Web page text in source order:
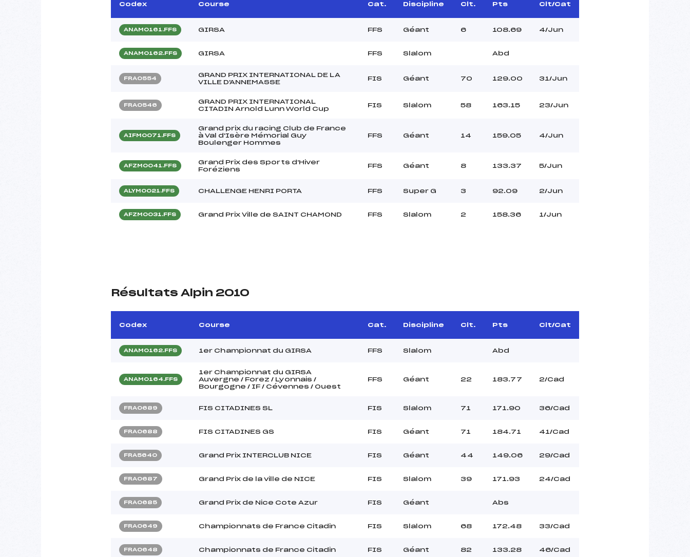
Codex Course Cat. Discipline Clt. Pts Clt/Cat
ANAM0161.FFS GIRSA FFS Géant 6 108.69 4/Jun
ANAM0162.FFS GIRSA FFS Slalom Abd
FRA0554
GRAND PRIX INTERNATIONAL DE LA
VILLE D'ANNEMASSE
FIS Géant 70 129.00 31/Jun
FRA0546
GRAND PRIX INTERNATIONAL
CITADIN Arnold Lunn World Cup
FIS Slalom 58 163.15 23/Jun
AIFM0071.FFS
Grand prix du racing Club de France
à Val d'Isère Mémorial Guy
Boulenger Hommes
FFS Géant 14 159.05 4/Jun
AFZM0041.FFS
Grand Prix des Sports d'Hiver
Foréziens
FFS Géant 8 133.37 5/Jun
ALYM0021.FFS CHALLENGE HENRI PORTA FFS Super G 3 92.09 2/Jun
AFZM0031.FFS Grand Prix Ville de SAINT CHAMOND FFS Slalom 2 158.36 1/Jun
Résultats Alpin 2010
Codex Course Cat. Discipline Clt. Pts Clt/Cat
ANAM0162.FFS 1er Championnat du GIRSA FFS Slalom Abd
ANAM0164.FFS
1er Championnat du GIRSA
Auvergne / Forez / Lyonnais /
Bourgogne / IF / Cévennes / Ouest
FFS Géant 22 183.77 2/Cad
FRA0689 FIS CITADINES SL FIS Slalom 71 171.90 36/Cad
FRA0688 FIS CITADINES GS FIS Géant 71 184.71 41/Cad
FRA5640 Grand Prix INTERCLUB NICE FIS Géant 44 149.06 29/Cad
FRA0687 Grand Prix de la ville de NICE FIS Slalom 39 171.93 24/Cad
FRA0685 Grand Prix de Nice Cote Azur FIS Géant Abs
FRA0649 Championnats de France Citadin FIS Slalom 68 172.48 33/Cad
FRA0648 Championnats de France Citadin FIS Géant 82 133.28 46/Cad